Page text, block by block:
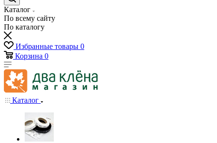
Каталог
По всему сайту
По каталогу
Избранные товары 0
Корзина 0
Каталог